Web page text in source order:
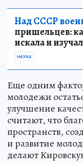
Над СССР
пришельцев:
искала и
НАУКА
Еще одним
молодежи
улучшение
считают, что
пространств,
и развитие
делают